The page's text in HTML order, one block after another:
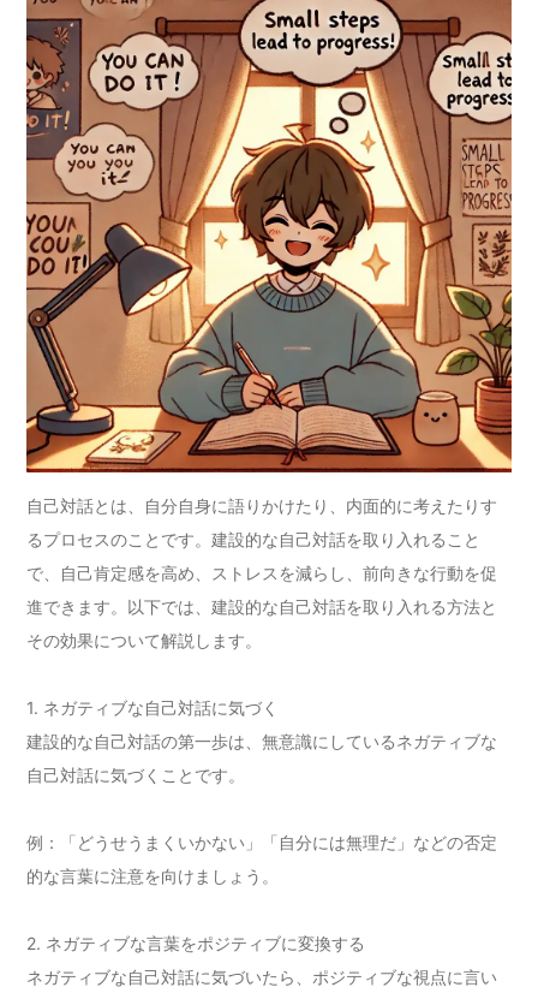
自己対話とは、自分自身に語りかけたり、内面的に考えたりす
るプロセスのことです。建設的な自己対話を取り入れること
で、自己肯定感を高め、ストレスを減らし、前向きな行動を促
進できます。以下では、建設的な自己対話を取り入れる方法と
その効果について解説します。
1. ネガティブな自己対話に気づく
建設的な自己対話の第一歩は、無意識にしているネガティブな
自己対話に気づくことです。
例：「どうせうまくいかない」「自分には無理だ」などの否定
的な言葉に注意を向けましょう。
2. ネガティブな言葉をポジティブに変換する
ネガティブな自己対話に気づいたら、ポジティブな視点に言い